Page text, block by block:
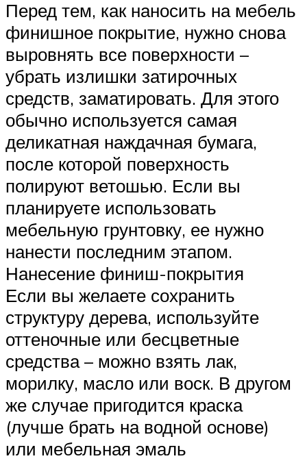
Перед тем, как наносить на мебель
финишное покрытие, нужно снова
выровнять все поверхности –
убрать излишки затирочных
средств, заматировать. Для этого
обычно используется самая
деликатная наждачная бумага,
после которой поверхность
полируют ветошью. Если вы
планируете использовать
мебельную грунтовку, ее нужно
нанести последним этапом.
Нанесение финиш-покрытия
Если вы желаете сохранить
структуру дерева, используйте
оттеночные или бесцветные
средства – можно взять лак,
морилку, масло или воск. В другом
же случае пригодится краска
(лучше брать на водной основе)
или мебельная эмаль